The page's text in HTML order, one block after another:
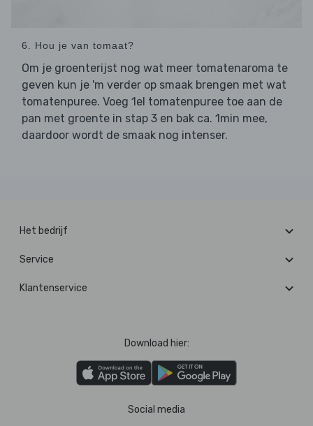
6. Hou je van tomaat?
Om je groenterijst nog wat meer tomatenaroma te
geven kun je 'm verder op smaak brengen met wat
tomatenpuree. Voeg 1el tomatenpuree toe aan de
pan met groente in stap 3 en bak ca. 1min mee,
daardoor wordt de smaak nog intenser.
Het bedrijf
Service
Klantenservice
Download hier:
Social media